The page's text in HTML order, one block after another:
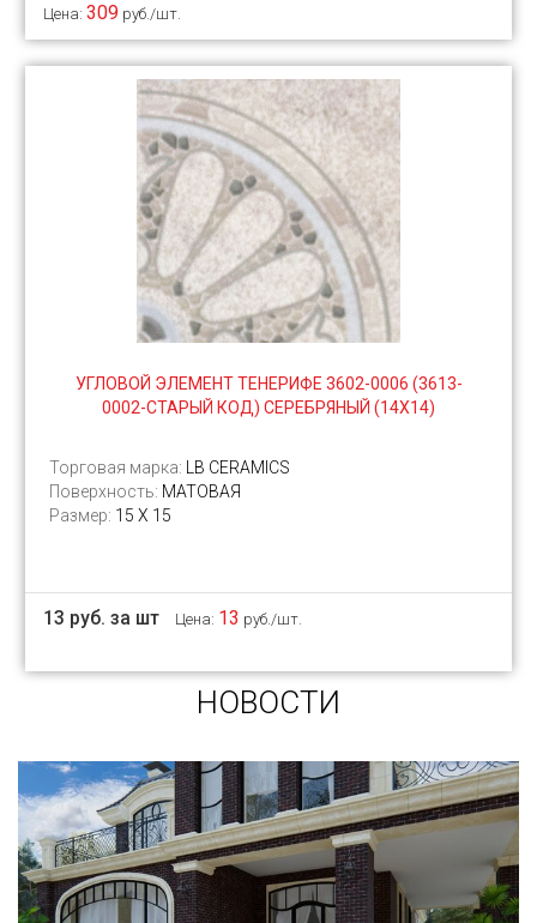
Цена: 309 руб./шт.
УГЛОВОЙ ЭЛЕМЕНТ ТЕНЕРИФЕ 3602-0006 (3613-
0002-СТАРЫЙ КОД) СЕРЕБРЯНЫЙ (14Х14)
Торговая марка:
LB CERAMICS
Поверхность: МАТОВАЯ
Размер: 15 Х 15
13 руб. за шт Цена: 13 руб./шт.
НОВОСТИ
Сегодня «клинкером» называют все подряд...
и напольную плитку и ступени (фронтальные,
угловые) для облицовки крыльца, фасадную
плитку и другие материалы преимущественно
для экстерьерной отделки домов, зон